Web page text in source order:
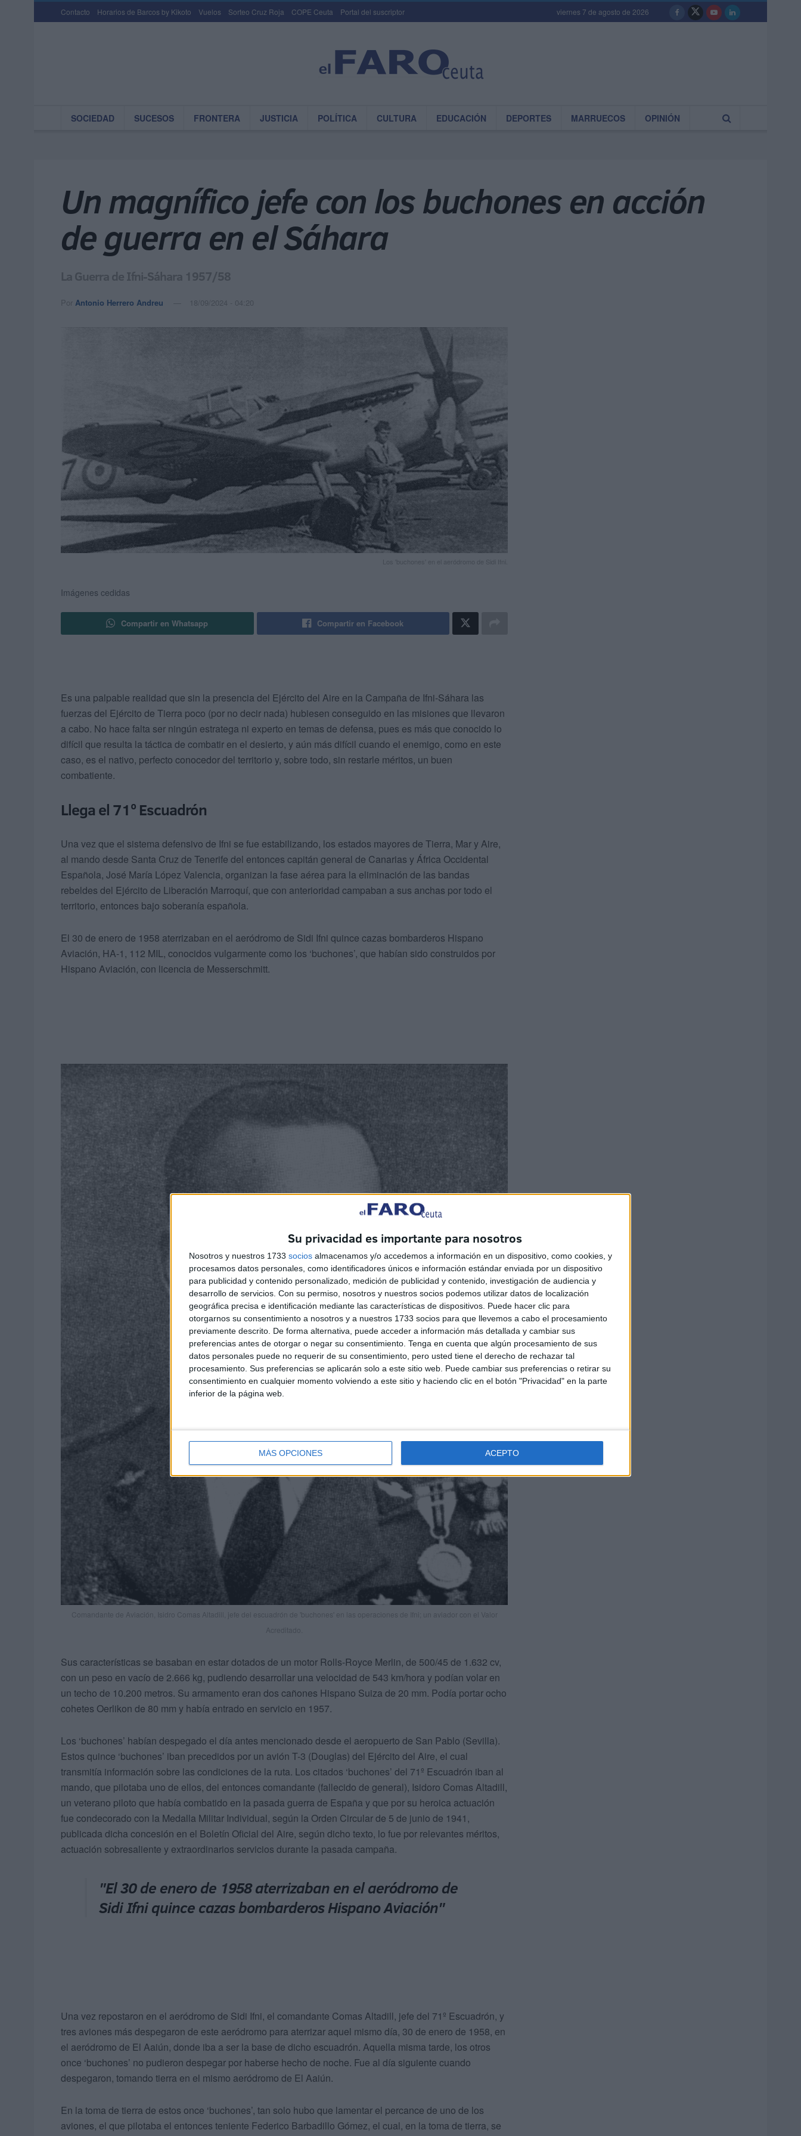
Su privacidad es importante para nosotros
Nosotros y nuestros 1733 socios almacenamos y/o accedemos a información en un dispositivo, como cookies, y
procesamos datos personales, como identificadores únicos e información estándar enviada por un dispositivo
para publicidad y contenido personalizado, medición de publicidad y contenido, investigación de audiencia y
desarrollo de servicios. Con su permiso, nosotros y nuestros socios podemos utilizar datos de localización
geográfica precisa e identificación mediante las características de dispositivos. Puede hacer clic para
otorgarnos su consentimiento a nosotros y a nuestros 1733 socios para que llevemos a cabo el procesamiento
previamente descrito. De forma alternativa, puede acceder a información más detallada y cambiar sus
preferencias antes de otorgar o negar su consentimiento. Tenga en cuenta que algún procesamiento de sus
datos personales puede no requerir de su consentimiento, pero usted tiene el derecho de rechazar tal
procesamiento. Sus preferencias se aplicarán solo a este sitio web. Puede cambiar sus preferencias o retirar su
consentimiento en cualquier momento volviendo a este sitio y haciendo clic en el botón "Privacidad" en la parte
inferior de la página web.
MÁS OPCIONES ACEPTO
Contacto Horarios de Barcos by Kikoto Vuelos Sorteo Cruz Roja COPE Ceuta Portal del suscriptor viernes 7 de agosto de 2026
SOCIEDAD SUCESOS FRONTERA JUSTICIA POLÍTICA CULTURA EDUCACIÓN DEPORTES MARRUECOS OPINIÓN
Un magnífico jefe con los buchones en acción
de guerra en el Sáhara
La Guerra de Ifni-Sáhara 1957/58
Por Antonio Herrero Andreu 18/09/2024 - 04:20
Los 'buchones' en el aeródromo de Sidi Ifni.
Imágenes cedidas
Compartir en Whatsapp Compartir en Facebook
Es una palpable realidad que sin la presencia del Ejército del Aire en la Campaña de Ifni-Sáhara las
fuerzas del Ejército de Tierra poco (por no decir nada) hubiesen conseguido en las misiones que llevaron
a cabo. No hace falta ser ningún estratega ni experto en temas de defensa, pues es más que conocido lo
difícil que resulta la táctica de combatir en el desierto, y aún más difícil cuando el enemigo, como en este
caso, es el nativo, perfecto conocedor del territorio y, sobre todo, sin restarle méritos, un buen
combatiente.
Llega el 71º Escuadrón
Una vez que el sistema defensivo de Ifni se fue estabilizando, los estados mayores de Tierra, Mar y Aire,
al mando desde Santa Cruz de Tenerife del entonces capitán general de Canarias y África Occidental
Española, José María López Valencia, organizan la fase aérea para la eliminación de las bandas
rebeldes del Ejército de Liberación Marroquí, que con anterioridad campaban a sus anchas por todo el
territorio, entonces bajo soberanía española.
El 30 de enero de 1958 aterrizaban en el aeródromo de Sidi Ifni quince cazas bombarderos Hispano
Aviación, HA-1, 112 MIL, conocidos vulgarmente como los ‘buchones’, que habían sido construidos por
Hispano Aviación, con licencia de Messerschmitt.
Comandante de Aviación, Isidro Comas Altadill, jefe del escuadrón de 'buchones' en las operaciones de Ifni; un aviador con el Valor
Acreditado.
Sus características se basaban en estar dotados de un motor Rolls-Royce Merlin, de 500/45 de 1.632 cv,
con un peso en vacío de 2.666 kg, pudiendo desarrollar una velocidad de 543 km/hora y podían volar en
un techo de 10.200 metros. Su armamento eran dos cañones Hispano Suiza de 20 mm. Podía portar ocho
cohetes Oerlikon de 80 mm y había entrado en servicio en 1957.
Los ‘buchones’ habían despegado el día antes mencionado desde el aeropuerto de San Pablo (Sevilla).
Estos quince ‘buchones’ iban precedidos por un avión T-3 (Douglas) del Ejército del Aire, el cual
transmitía información sobre las condiciones de la ruta. Los citados ‘buchones’ del 71º Escuadrón iban al
mando, que pilotaba uno de ellos, del entonces comandante (fallecido de general), Isidoro Comas Altadill,
un veterano piloto que había combatido en la pasada guerra de España y que por su heroica actuación
fue condecorado con la Medalla Militar Individual, según la Orden Circular de 5 de junio de 1941,
publicada dicha concesión en el Boletín Oficial del Aire, según dicho texto, lo fue por relevantes méritos,
actuación sobresaliente y extraordinarios servicios durante la pasada campaña.
"El 30 de enero de 1958 aterrizaban en el aeródromo de
Sidi Ifni quince cazas bombarderos Hispano Aviación"
Una vez repostaron en el aeródromo de Sidi Ifni, el comandante Comas Altadill, jefe del 71º Escuadrón, y
tres aviones más despegaron de este aeródromo para aterrizar aquel mismo día, 30 de enero de 1958, en
el aeródromo de El Aaiún, donde iba a ser la base de dicho escuadrón. Aquella misma tarde, los otros
once ‘buchones’ no pudieron despegar por haberse hecho de noche. Fue al día siguiente cuando
despegaron, tomando tierra en el mismo aeródromo de El Aaiún.
En la toma de tierra de estos once ‘buchones’, tan solo hubo que lamentar el percance de uno de los
aviones, el que pilotaba el entonces teniente Federico Barbadillo Gómez, el cual, en la toma de tierra, se